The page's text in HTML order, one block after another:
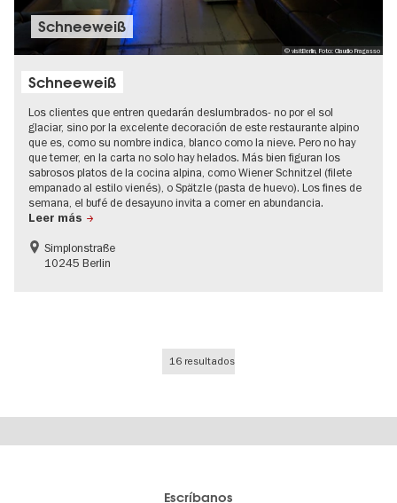
© visitBerlin, Foto: Claudio Fragasso
Schneeweiß
Schneeweiß
Los clientes que entren quedarán deslumbrados- no por el sol
glaciar, sino por la excelente decoración de este restaurante alpino
que es, como su nombre indica, blanco como la nieve. Pero no hay
que temer, en la carta no solo hay helados. Más bien figuran los
sabrosos platos de la cocina alpina, como Wiener Schnitzel (filete
empanado al estilo vienés), o Spätzle (pasta de huevo). Los fines de
semana, el bufé de desayuno invita a comer en abundancia.
Leer más
Simplonstraße
10245 Berlin
16 resultados
Escríbanos